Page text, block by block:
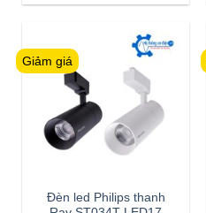
1,571,000 ₫.là:
Giảm giá
Đèn led Philips thanh